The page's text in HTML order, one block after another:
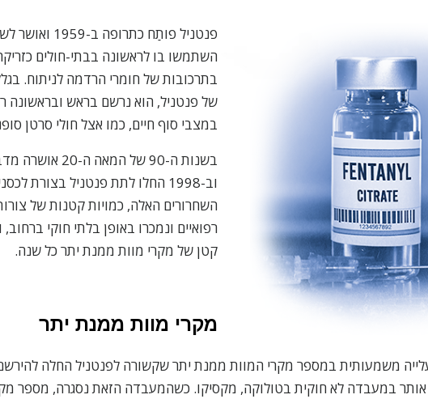
השתמשו בו לראשונה בבתי-חולים
בתרכובות של חומרי הרדמה לניתוח.
של פנטניל, הוא נרשם בראש ובראשונה
במצבי סוף חיים, כמו אצל חולי סרטן
בשנות ה-90 של
וב-1998 החלו לתת פנטניל בצורת
השחרורים האלה, כמויות קטנות של
רפואיים ונמכרו באופן בלתי חוקי
קטן של מקרי מוות ממנת יתר כל שנה.
מקרי מוות ממנת יתר
עלייה משמעותית במספר מקרי המוות ממנת יתר שקשורה לפנטניל החלה
במעבדה לא חוקית בטולוקה, מקסיקו. כשהמעבדה הזאת נסגרה, מספר